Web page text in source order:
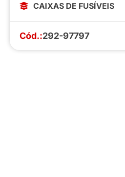
CAIXAS DE FUSÍVEIS
Cód.:292-97797